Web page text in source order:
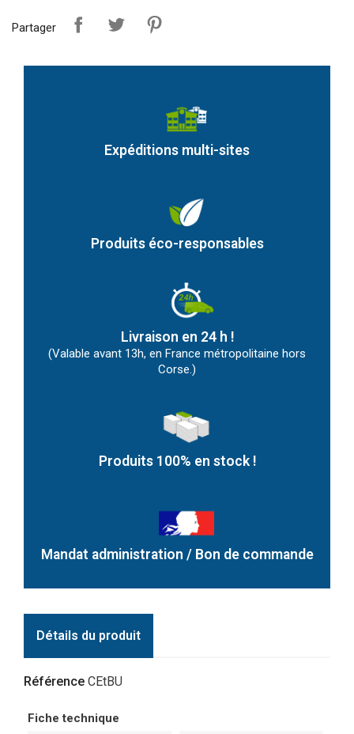
Partager
Expéditions multi-sites
Produits éco-responsables
Livraison en 24 h !
(Valable avant 13h, en France métropolitaine hors
Corse.)
Produits 100% en stock !
Mandat administration / Bon de commande
Détails du produit
Référence CEtBU
Fiche technique